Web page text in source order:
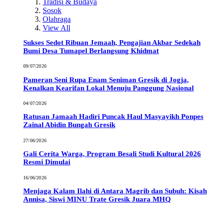
Tradisi & Budaya
Sosok
Olahraga
View All
Sukses Sedot Ribuan Jemaah, Pengajian Akbar Sedekah
Bumi Desa Tumapel Berlangsung Khidmat
09/07/2026
Pameran Seni Rupa Enam Seniman Gresik di Jogja,
Kenalkan Kearifan Lokal Menuju Panggung Nasional
04/07/2026
Ratusan Jamaah Hadiri Puncak Haul Masyayikh Ponpes
Zainal Abidin Bungah Gresik
27/06/2026
Gali Cerita Warga, Program Besali Studi Kultural 2026
Resmi Dimulai
16/06/2026
Menjaga Kalam Ilahi di Antara Magrib dan Subuh: Kisah
Annisa, Siswi MINU Trate Gresik Juara MHQ